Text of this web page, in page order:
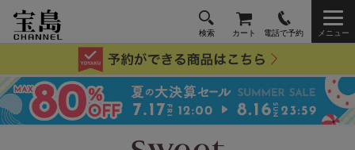
検索 カート 電話で予約 メニュー